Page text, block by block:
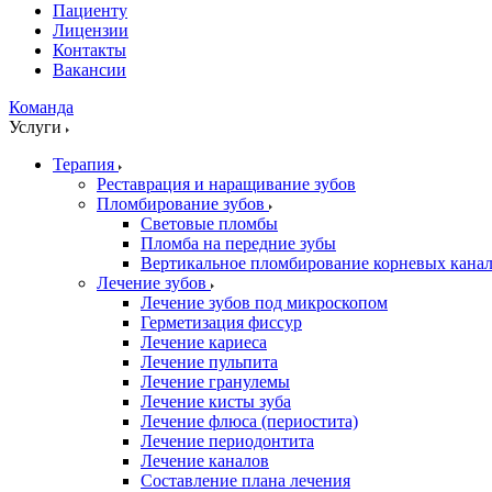
Пациенту
Лицензии
Контакты
Вакансии
Команда
Услуги
Терапия
Реставрация и наращивание зубов
Пломбирование зубов
Световые пломбы
Пломба на передние зубы
Вертикальное пломбирование корневых
Лечение зубов
Лечение зубов под микроскопом
Герметизация фиссур
Лечение кариеса
Лечение пульпита
Лечение гранулемы
Лечение кисты зуба
Лечение флюса (периостита)
Лечение периодонтита
Лечение каналов
Составление плана лечения